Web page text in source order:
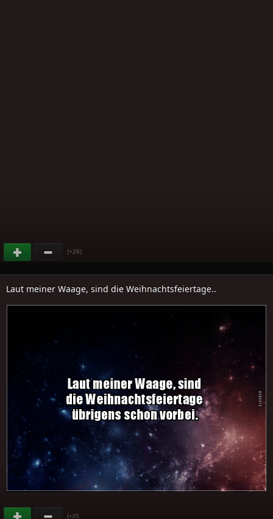
(+26)
Laut meiner Waage, sind die Weihnachtsfeiertage..
(+37)